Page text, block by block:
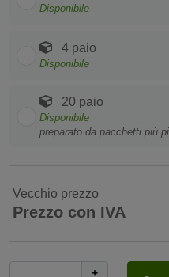
Disponibile
4 paio
Disponibile
20 paio
Disponibile
preparato da pacchetti più
Vecchio prezzo
Prezzo con IVA
+